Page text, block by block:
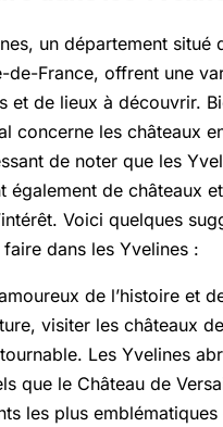
un département situé
de-France, offrent une
et de lieux à découvrir.
concerne les châteaux
de noter que les
également de châteaux
Voici quelques
dans les Yvelines :
de l’histoire et
visiter les châteaux
Les Yvelines
que le Château de
les plus emblématiques